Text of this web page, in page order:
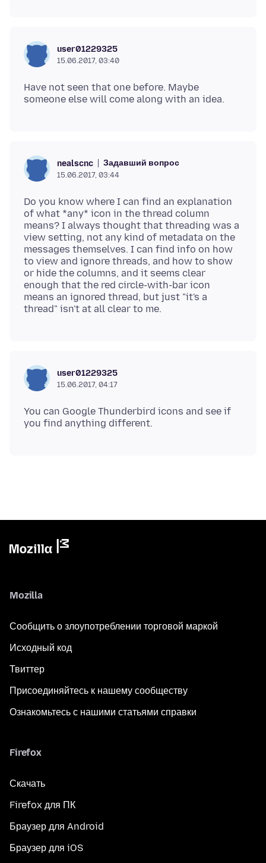
user01229325
15.06.2017, 03:40
Have not seen that one before. Maybe
nealscnc Задавший вопрос
15.06.2017, 03:44
Do you know where I can find an explanation
of what *any* icon in the thread column
means? I always thought that threading was a
view setting, not any kind of metadata on the
messages themselves. I can find info on how
to view and ignore threads, and how to show
or hide the columns, and it seems clear
enough that the red circle-with-bar icon
means an ignored thread, but just "it's a
user01229325
15.06.2017, 04:17
You can Google Thunderbird icons and see if
Mozilla
Сообщить о злоупотреблении торговой маркой
Исходный код
Твиттер
Присоединяйтесь к нашему сообществу
Ознакомьтесь с нашими статьями справки
Firefox
Скачать
Firefox для ПК
Браузер для Android
Браузер для iOS